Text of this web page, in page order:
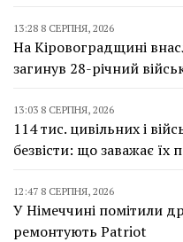
13:28 8 СЕРПНЯ, 2026
На Кіровоградщині
загинув 28-річний
13:03 8 СЕРПНЯ, 2026
114 тис. цивільних і
безвісти: що заважає їх
12:47 8 СЕРПНЯ, 2026
У Німеччині помітили
ремонтують Patriot